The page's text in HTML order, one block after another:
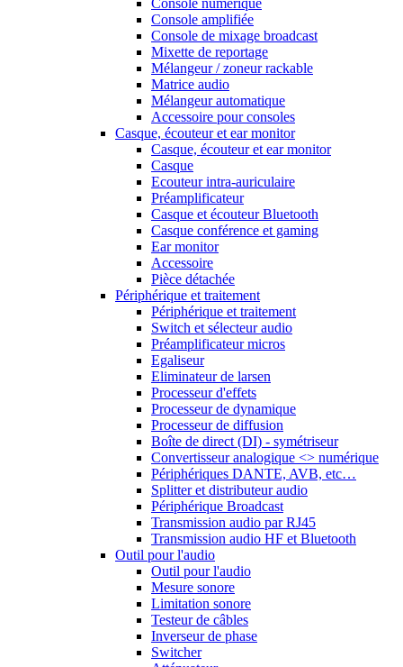
Console numérique
Console amplifiée
Console de mixage broadcast
Mixette de reportage
Mélangeur / zoneur rackable
Matrice audio
Mélangeur automatique
Accessoire pour consoles
Casque, écouteur et ear monitor
Casque, écouteur et ear monitor
Casque
Ecouteur intra-auriculaire
Préamplificateur
Casque et écouteur Bluetooth
Casque conférence et gaming
Ear monitor
Accessoire
Pièce détachée
Périphérique et traitement
Périphérique et traitement
Switch et sélecteur audio
Préamplificateur micros
Egaliseur
Eliminateur de larsen
Processeur d'effets
Processeur de dynamique
Processeur de diffusion
Boîte de direct (DI) - symétriseur
Convertisseur analogique <> numérique
Périphériques DANTE, AVB, etc…
Splitter et distributeur audio
Périphérique Broadcast
Transmission audio par RJ45
Transmission audio HF et Bluetooth
Outil pour l'audio
Outil pour l'audio
Mesure sonore
Limitation sonore
Testeur de câbles
Inverseur de phase
Switcher